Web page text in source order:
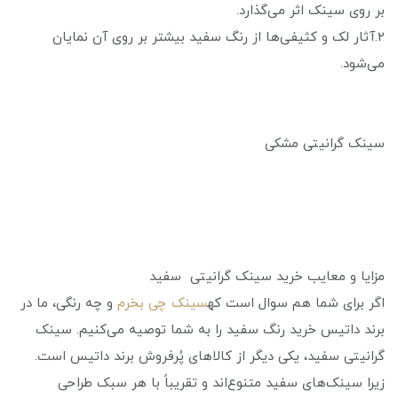
بر روی سینک اثر می‌گذارد.
2.آثار لک و کثیفی‌ها از رنگ سفید بیشتر بر روی آن نمایان
می‌شود.
سینک گرانیتی مشکی
مزایا و معایب خرید سینک گرانیتی سفید
اگر برای شما هم سوال است کهسینک چی بخرم و چه رنگی، ما در
برند داتیس خرید رنگ سفید را به شما توصیه می‌کنیم. سینک
گرانیتی سفید، یکی دیگر از کالاهای پُرفروش برند داتیس است.
زیرا سینک‌های سفید متنوع‌اند و تقریباً با هر سبک طراحی